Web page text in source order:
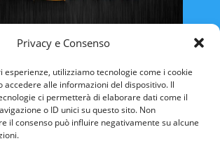
Privacy e Consenso
esperienze, utilizziamo tecnologie come i cookie
accedere alle informazioni del dispositivo. Il
ci permetterà di elaborare dati come il
o ID unici su questo sito. Non
il consenso può influire negativamente su alcune